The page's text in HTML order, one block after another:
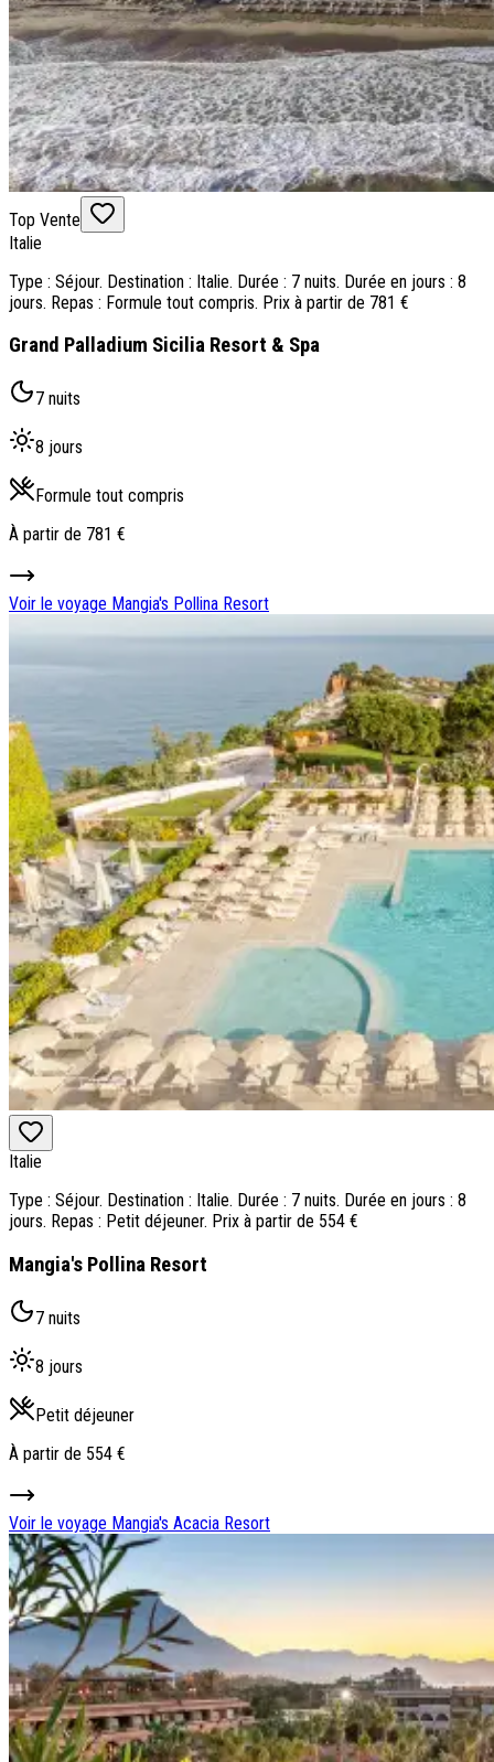
Top Vente
Italie
Type : Séjour. Destination : Italie. Durée : 7 nuits. Durée en jours : 8
jours. Repas : Formule tout compris. Prix à partir de 781 €
Grand Palladium Sicilia Resort & Spa
7 nuits
8 jours
Formule tout compris
À partir de 781 €
Voir le voyage Mangia's Pollina Resort
Italie
Type : Séjour. Destination : Italie. Durée : 7 nuits. Durée en jours : 8
jours. Repas : Petit déjeuner. Prix à partir de 554 €
Mangia's Pollina Resort
7 nuits
8 jours
Petit déjeuner
À partir de 554 €
Voir le voyage Mangia's Acacia Resort